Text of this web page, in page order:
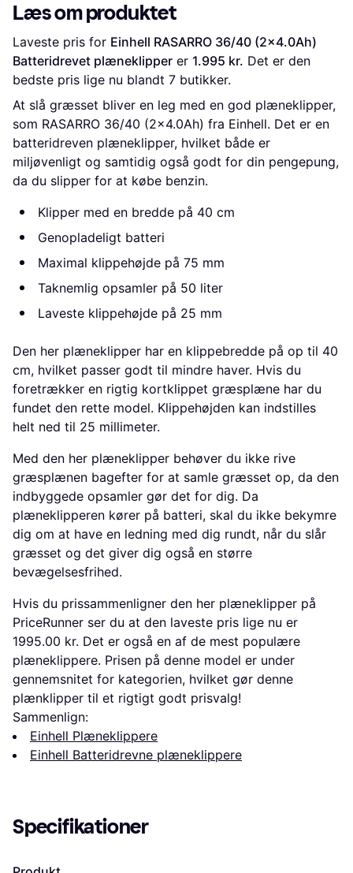
Læs om produktet
Laveste pris for Einhell RASARRO 36/40 (2x4.0Ah)
Batteridrevet plæneklipper er 1.995 kr. Det er den
bedste pris lige nu blandt 7 butikker.
At slå græsset bliver en leg med en god plæneklipper,
som RASARRO 36/40 (2x4.0Ah) fra Einhell. Det er en
batteridreven plæneklipper, hvilket både er
miljøvenligt og samtidig også godt for din pengepung,
da du slipper for at købe benzin.
Klipper med en bredde på 40 cm
Genopladeligt batteri
Maximal klippehøjde på 75 mm
Taknemlig opsamler på 50 liter
Laveste klippehøjde på 25 mm
Den her plæneklipper har en klippebredde på op til 40
cm, hvilket passer godt til mindre haver. Hvis du
foretrækker en rigtig kortklippet græsplæne har du
fundet den rette model. Klippehøjden kan indstilles
helt ned til 25 millimeter.
Med den her plæneklipper behøver du ikke rive
græsplænen bagefter for at samle græsset op, da den
indbyggede opsamler gør det for dig. Da
plæneklipperen kører på batteri, skal du ikke bekymre
dig om at have en ledning med dig rundt, når du slår
græsset og det giver dig også en større
bevægelsesfrihed.
Hvis du prissammenligner den her plæneklipper på
PriceRunner ser du at den laveste pris lige nu er
1995.00 kr. Det er også en af de mest populære
plæneklippere. Prisen på denne model er under
gennemsnitet for kategorien, hvilket gør denne
plænklipper til et rigtigt godt prisvalg!
Sammenlign:
Einhell Plæneklippere
Einhell Batteridrevne plæneklippere
Specifikationer